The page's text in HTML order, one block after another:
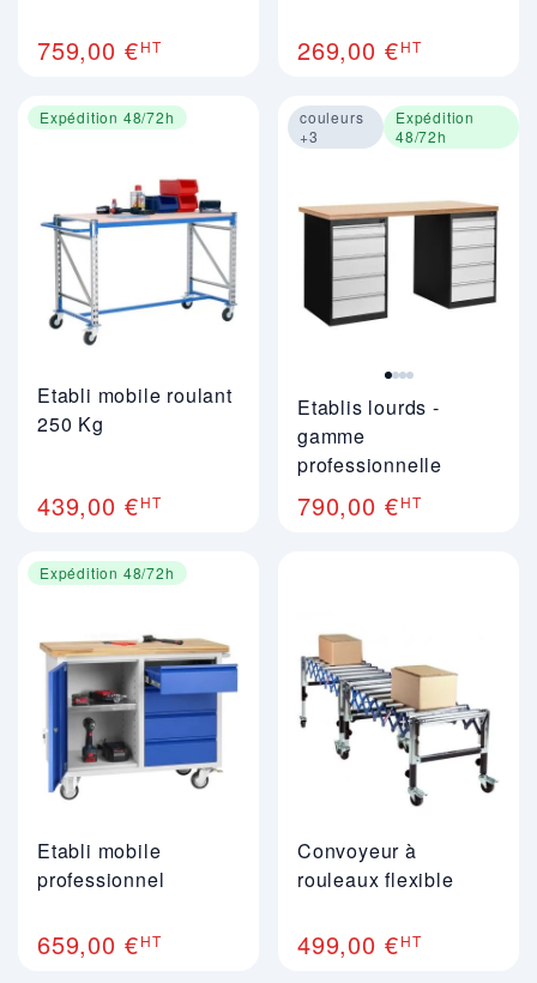
759,00 €HT 269,00 €HT
Expédition 48/72h
Etabli mobile roulant
250 Kg
439,00 €HT
couleurs
+3
Expédition
48/72h
Etablis lourds -
gamme
professionnelle
790,00 €HT
Expédition 48/72h
Etabli mobile
professionnel
659,00 €HT
Convoyeur à
rouleaux flexible
499,00 €HT